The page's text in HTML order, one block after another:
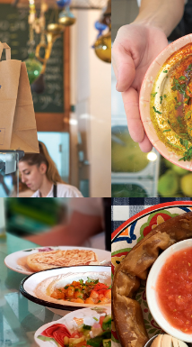
לפתיחת
התמונה
בגדול
שקית
טייק-אווי
כספי
במסעדה
+
לפתיחת
התמונה
בגדול
-
דלפק
עם
מנות
+